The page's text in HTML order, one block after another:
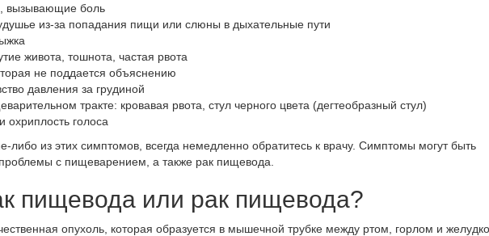
вызывающие боль
из-за попадания пищи или слюны в дыхательные пути
живота, тошнота, частая рвота
не поддается объяснению
давления за грудиной
тракте: кровавая рвота, стул черного цвета (дегтеобразный стул)
охриплость голоса
либо из этих симптомов , всегда немедленно обратитесь к врачу. Симптомы могут быть
с пищеварением, а также рак пищевода
пищевода или рак пищевода?
опухоль, которая образуется в мышечной трубке между ртом, горлом и